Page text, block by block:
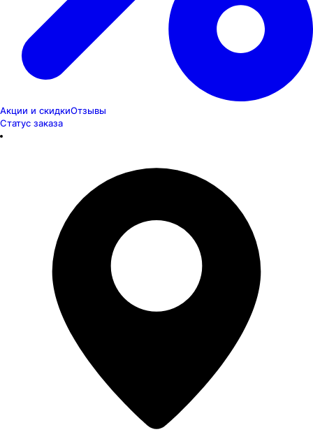
Акции и скидкиОтзывы
Статус заказа